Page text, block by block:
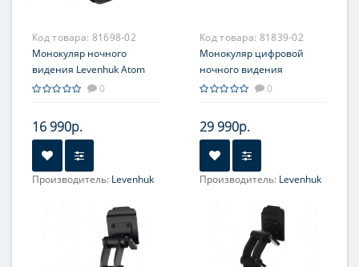
Код товара: 81698-02
Монокуляр ночного
видения Levenhuk Atom
Digital DNM500
16 990р.
Производитель: Levenhuk
Код товара: 81839-02
Монокуляр цифровой
ночного видения
Levenhuk Halo 13X PLUS
0
29 990р.
Производитель: Levenhuk